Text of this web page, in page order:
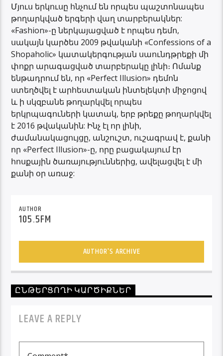
Մյուս երկուսը հնչում են որպես պաշտոնապես
թողարկված երգերի վաղ տարբերակներ:
«Fashion»-ը ներկայացված է որպես դեմո,
սակայն կարծես 2009 թվականի «Confessions of a
Shopaholic» կատակերգության սաունդթրեքի մի
փոքր արագացված տարբերակը լինի։ Ոմանք
ենթադրում են, որ «Perfect Illusion» դեմոն
ստեղծվել է արհեստական ​​ինտելեկտի միջոցով
և ի սկզբանե թողարկվել որպես
երկրպագուների կատակ, երբ թրեքը թողարկվել
է 2016 թվականին: Ինչ էլ որ լինի,
ժամանակացույցը, անշուշտ, ուշագրավ է, քանի
որ «Perfect Illusion»-ը, որը բացակայում էր
հոսքային ծառայություններից, ավելացվել է մի
քանի օր առաջ:
AUTHOR
105.5FM
AUTHOR'S ARCHIVE
ԸՆԹԵՐՑՈՂԻ ԿԱՐԾԻՔՆԵՐ
LEAVE A REPLY